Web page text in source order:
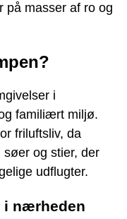
på masser af ro og
i
familiært miljø.
friluftsliv, da
og stier, der
udflugter.
i nærheden